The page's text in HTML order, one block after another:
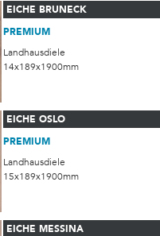
EICHE BRUNECK
PREMIUM
Landhausdiele
14x189x1900mm
EICHE OSLO
PREMIUM
Landhausdiele
15x189x1900mm
EICHE MESSINA